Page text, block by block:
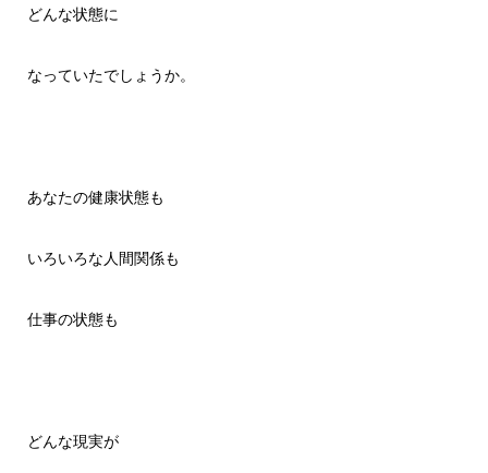
どんな状態に
なっていたでしょうか。
あなたの健康状態も
いろいろな人間関係も
仕事の状態も
どんな現実が